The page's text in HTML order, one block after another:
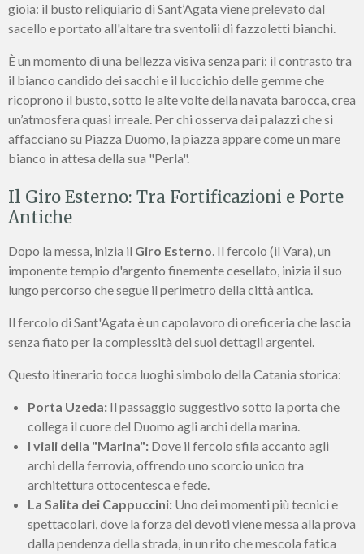
gioia: il busto reliquiario di Sant’Agata viene prelevato dal
sacello e portato all'altare tra sventolii di fazzoletti bianchi.
È un momento di una bellezza visiva senza pari: il contrasto tra
il bianco candido dei sacchi e il luccichio delle gemme che
ricoprono il busto, sotto le alte volte della navata barocca, crea
un’atmosfera quasi irreale. Per chi osserva dai palazzi che si
affacciano su Piazza Duomo, la piazza appare come un mare
bianco in attesa della sua "Perla".
Il Giro Esterno: Tra Fortificazioni e Porte
Antiche
Dopo la messa, inizia il Giro Esterno. Il fercolo (il Vara), un
imponente tempio d'argento finemente cesellato, inizia il suo
lungo percorso che segue il perimetro della città antica.
Il fercolo di Sant'Agata è un capolavoro di oreficeria che lascia
senza fiato per la complessità dei suoi dettagli argentei.
Questo itinerario tocca luoghi simbolo della Catania storica:
Porta Uzeda: Il passaggio suggestivo sotto la porta che
collega il cuore del Duomo agli archi della marina.
I viali della "Marina": Dove il fercolo sfila accanto agli
archi della ferrovia, offrendo uno scorcio unico tra
architettura ottocentesca e fede.
La Salita dei Cappuccini: Uno dei momenti più tecnici e
spettacolari, dove la forza dei devoti viene messa alla prova
dalla pendenza della strada, in un rito che mescola fatica